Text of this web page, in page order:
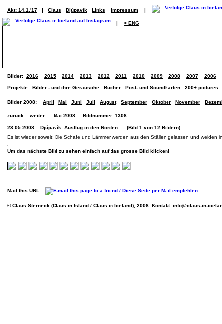
Akt: 14.1.'17 | Claus Djúpavík Links Impressum |
| > ENG
Bilder: 2016 2015 2014 2013 2012 2011 2010 2009 2008 2007 2006
Projekte: Bilder - und ihre Geräusche Bücher Post- und Soundkarten 200+ pictures
Bilder 2008: April Mai Juni Juli August September Oktober November
zurück weiter Mai 2008 Bildnummer: 1308
23.05.2008 – Djúpavík. Ausflug in den Norden. (Bild 1 von 12 Bildern)
Es ist wieder soweit: Die Schafe und Lämmer werden aus den Ställen gelassen und weiden
Um das nächste Bild zu sehen einfach auf das grosse Bild klicken!
Mail this URL:
© Claus Sterneck (Claus in Island / Claus in Iceland), 2008. Kontakt: info@claus-in-